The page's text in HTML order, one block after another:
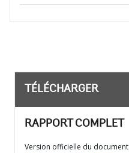
TÉLÉCHARGER
RAPPORT COMPLET
Version officielle du